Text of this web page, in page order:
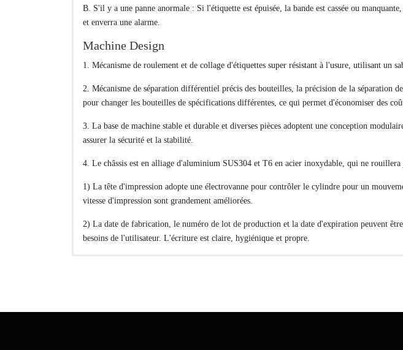
B. S'il y a une panne anormale : Si l'étiquette est épuisée, la bande est cassée ou
et enverra une alarme.
Machine Design
1. Mécanisme de roulement et de collage d'étiquettes super résistant à l'usure, utilisant un
2. Mécanisme de séparation différentiel précis des bouteilles, la précision de la séparation
pour changer les bouteilles de spécifications différentes, ce qui permet d'économiser des
3. La base de machine stable et durable et diverses pièces adoptent une conception
assurer la sécurité et la stabilité.
4. Le châssis est en alliage d'aluminium SUS304 et T6 en acier inoxydable, qui ne rouillera
1) La tête d'impression adopte une électrovanne pour contrôler le cylindre pour un
vitesse d'impression sont grandement améliorées.
2) La date de fabrication, le numéro de lot de production et la date d'expiration peuvent
besoins de l'utilisateur. L'écriture est claire, hygiénique et propre.